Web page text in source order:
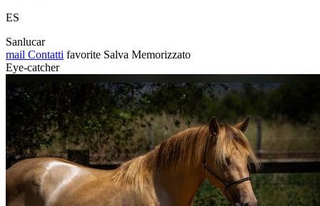
ES
Sanlucar
mail Contatti favorite Salva Memorizzato
Eye-catcher